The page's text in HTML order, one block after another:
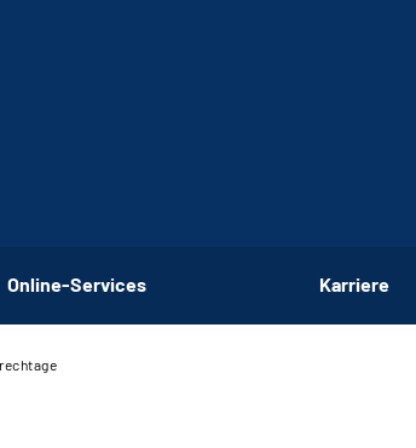
Online-Services Karriere